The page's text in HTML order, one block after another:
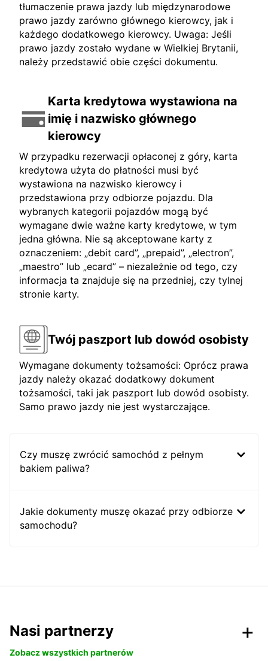
tłumaczenie prawa jazdy lub międzynarodowe
prawo jazdy zarówno głównego kierowcy, jak i
każdego dodatkowego kierowcy. Uwaga: Jeśli
prawo jazdy zostało wydane w Wielkiej Brytanii,
należy przedstawić obie części dokumentu.
Karta kredytowa wystawiona na
imię i nazwisko głównego
kierowcy
W przypadku rezerwacji opłaconej z góry, karta
kredytowa użyta do płatności musi być
wystawiona na nazwisko kierowcy i
przedstawiona przy odbiorze pojazdu. Dla
wybranych kategorii pojazdów mogą być
wymagane dwie ważne karty kredytowe, w tym
jedna główna. Nie są akceptowane karty z
oznaczeniem: „debit card”, „prepaid”, „electron”,
„maestro” lub „ecard” – niezależnie od tego, czy
informacja ta znajduje się na przedniej, czy tylnej
stronie karty.
Twój paszport lub dowód osobisty
Wymagane dokumenty tożsamości: Oprócz prawa
jazdy należy okazać dodatkowy dokument
tożsamości, taki jak paszport lub dowód osobisty.
Samo prawo jazdy nie jest wystarczające.
Czy muszę zwrócić samochód z pełnym
bakiem paliwa?
Jakie dokumenty muszę okazać przy odbiorze
samochodu?
Nasi partnerzy
Zobacz wszystkich partnerów